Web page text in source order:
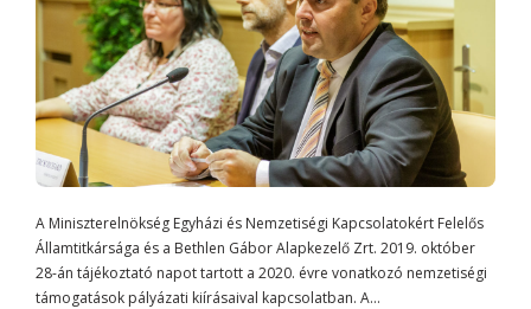
A Miniszterelnökség Egyházi és Nemzetiségi Kapcsolatokért Felelős
Államtitkársága és a Bethlen Gábor Alapkezelő Zrt. 2019. október
28-án tájékoztató napot tartott a 2020. évre vonatkozó nemzetiségi
támogatások pályázati kiírásaival kapcsolatban. A…